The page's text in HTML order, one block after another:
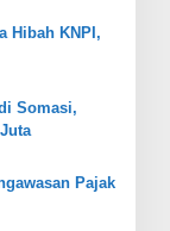
Hibah KNPI,
Somasi,
Pajak